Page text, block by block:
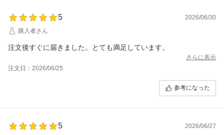
5
2026/06/30
購入者さん
注文後すぐに届きました。とても満足しています。
さらに表示
注文日：2026/06/25
参考になった
5
2026/06/27